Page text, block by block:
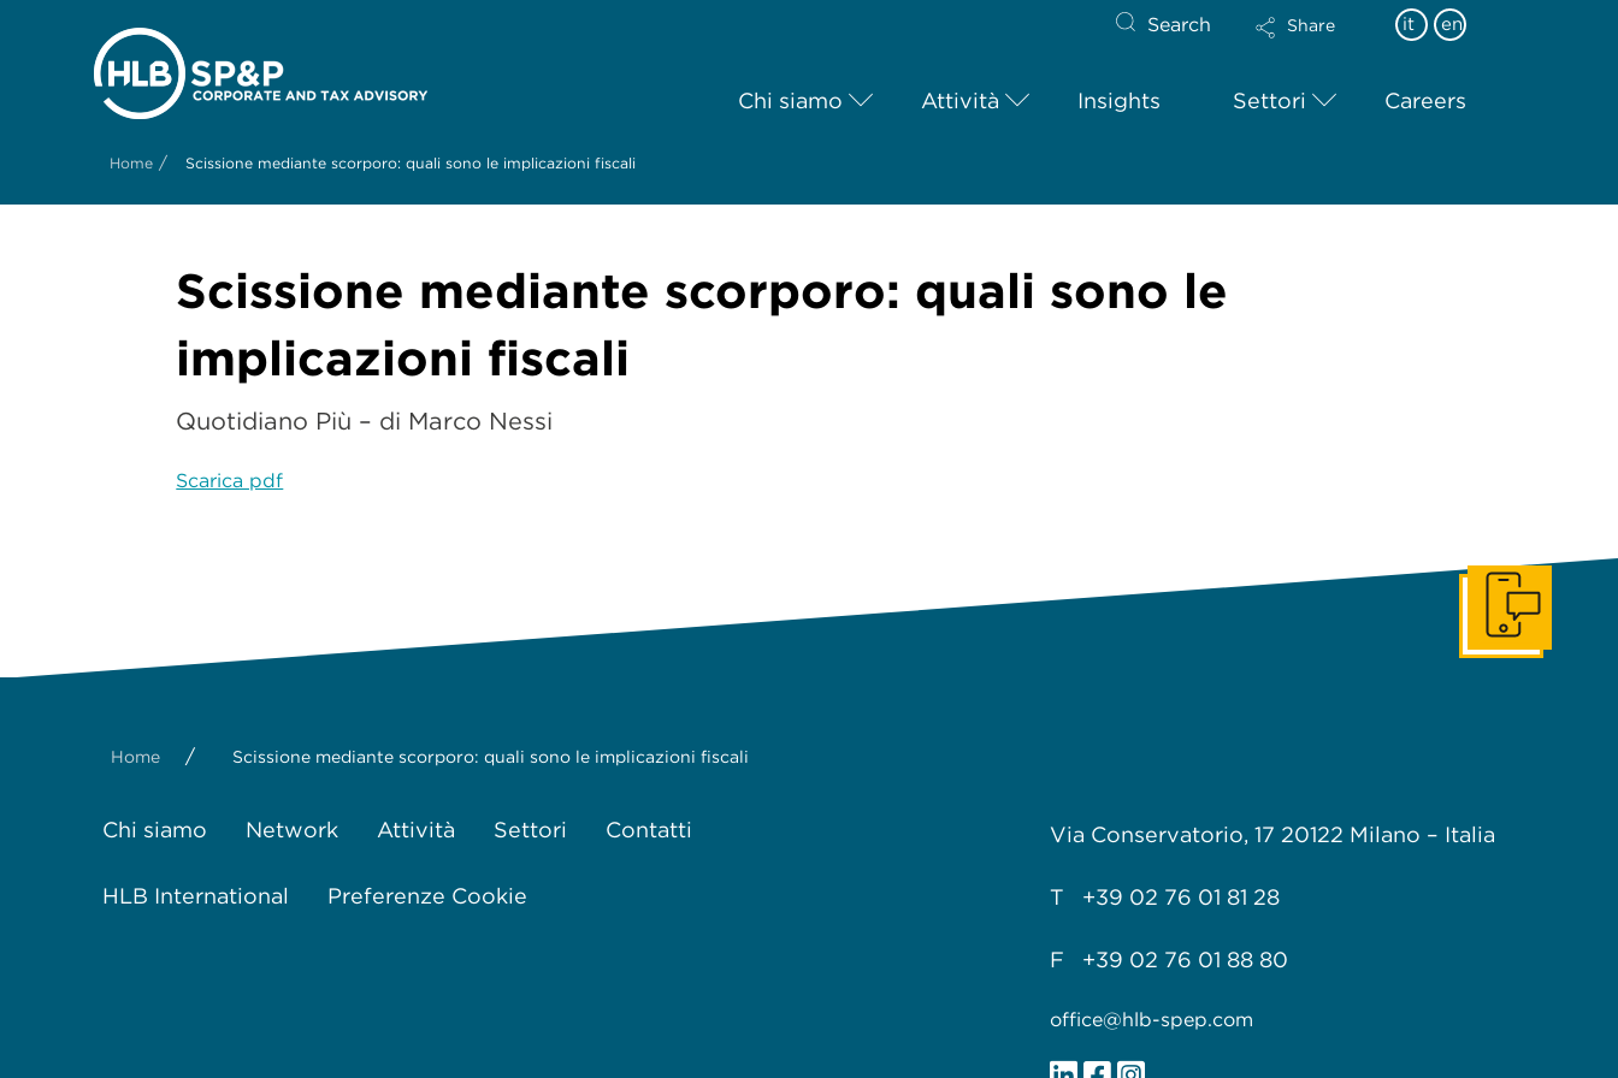
Search Share it en
Chi siamo Attività Insights Settori Careers
Home / Scissione mediante scorporo: quali sono le implicazioni fiscali
Scissione mediante scorporo: quali sono le
implicazioni fiscali
Quotidiano Più – di Marco Nessi
Scarica pdf
Home / Scissione mediante scorporo: quali sono le implicazioni fiscali
Chi siamo Network Attività Settori Contatti
HLB International Preferenze Cookie
Via Conservatorio, 17 20122 Milano – Italia
T +39 02 76 01 81 28
F +39 02 76 01 88 80
office@hlb-spep.com
Get In Touch